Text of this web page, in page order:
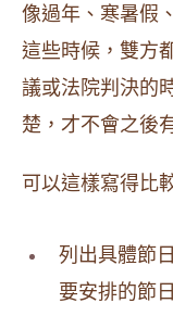
像過年、寒暑假
這些時候，雙方
議或法院判決的
楚，才不會之後
可以這樣寫得比
列出具體節
要安排的節